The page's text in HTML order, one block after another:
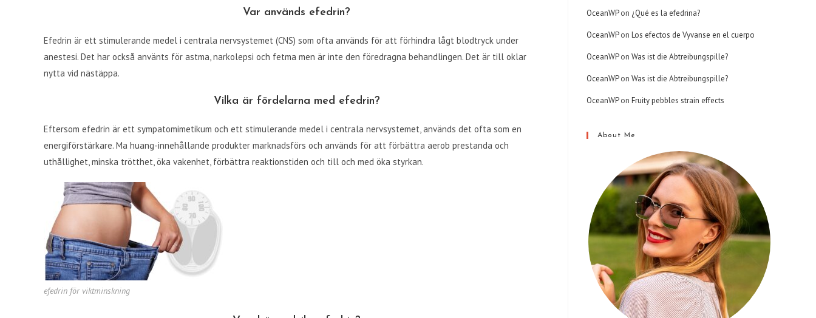
Var används efedrin?
Efedrin är ett stimulerande medel i centrala nervsystemet (CNS) som ofta används för att förhindra lågt blodtryck under
anestesi. Det har också använts för astma, narkolepsi och fetma men är inte den föredragna behandlingen. Det är till oklar
nytta vid nästäppa.
Vilka är fördelarna med efedrin?
Eftersom efedrin är ett sympatomimetikum och ett stimulerande medel i centrala nervsystemet, används det ofta som en
energiförstärkare. Ma huang-innehållande produkter marknadsförs och används för att förbättra aerob prestanda och
uthållighet, minska trötthet, öka vakenhet, förbättra reaktionstiden och till och med öka styrkan.
efedrin för viktminskning
OceanWPon ¿Qué es la efedrina?
OceanWPon Los efectos de Vyvanse en el cuerpo
OceanWPon Was ist die Abtreibungspille?
OceanWPon Was ist die Abtreibungspille?
OceanWPon Fruity pebbles strain effects
About Me